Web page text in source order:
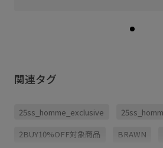
関連タグ
25ss_homme_exclusive
2BUY10%OFF対象商品 BRAWN